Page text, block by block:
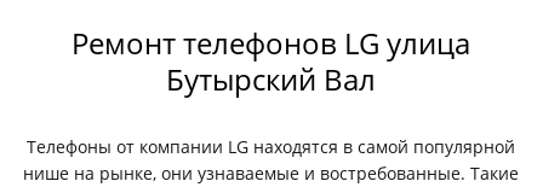
Ремонт телефонов LG улица
Бутырский Вал
Телефоны от компании LG находятся в самой популярной
нише на рынке, они узнаваемые и востребованные. Такие